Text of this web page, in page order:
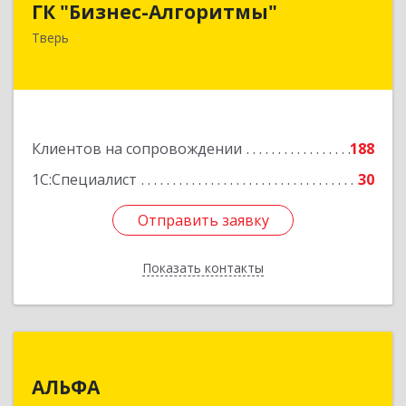
ГК "Бизнес-Алгоритмы"
Тверь
Клиентов на сопровождении
188
1С:Специалист
30
Отправить заявку
Показать контакты
170006, Тверская обл, Тверь г, Брагина ул, дом
Подробнее
Отправить заявку
Назад
АЛЬФА